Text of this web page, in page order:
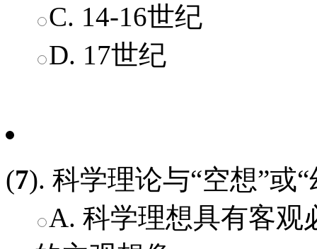
C. 14-16世纪
D. 17世纪
(7). 科学理论与“空想”或
A. 科学理想具有客观